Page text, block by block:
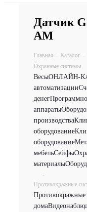
Датчик
AM
Главная - Каталог -
Охранные системы
ВесыОНЛАЙН-
автоматизации
денег
аппараты
производства
оборудование
оборудование
мебельСейфы
материалы
-
Противокражные
Противокражные
дома